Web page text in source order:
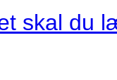
skal du